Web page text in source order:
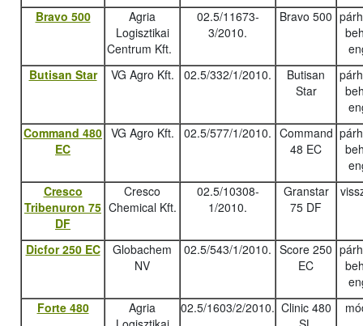
Bravo 500
Agria
Logisztikai
Centrum Kft.
02.5/11673-
3/2010.
Bravo 500
Butisan Star
VG Agro Kft. 02.5/332/1/2010.
Butisan
Star
Command 480
EC
VG Agro Kft. 02.5/577/1/2010. Command
48 EC
Cresco
Tribenuron 75
DF
Cresco
Chemical Kft.
02.5/10308-
1/2010.
Granstar
75 DF
Dicfor 250 EC
Globachem
NV
02.5/543/1/2010. Score 250
EC
Forte 480
Agria
02.5/1603/2/2010. Clinic 480